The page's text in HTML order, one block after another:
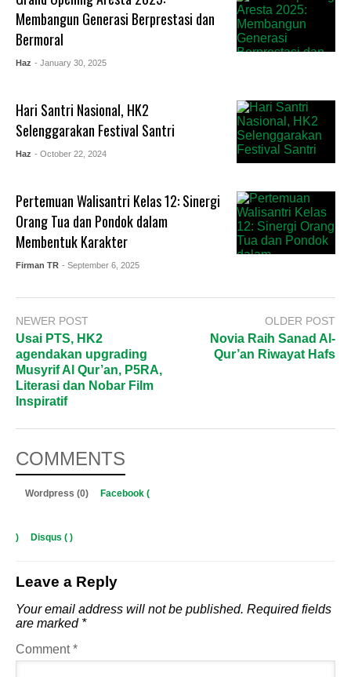
Membangun Generasi Berprestasi dan
Bermoral
Haz - January 30, 2025
Hari Santri Nasional, HK2
Selenggarakan Festival Santri
Haz - October 22, 2024
Pertemuan Walisantri Kelas 12: Sinergi
Orang Tua dan Pondok dalam
Membentuk Karakter
Firman TR - September 6, 2025
NEWER POST
Usai PTS, HK2
agendakan upgrading
Musyrif Al Qur’an, P5RA,
Literasi dan Nobar Film
Inspiratif
OLDER POST
Novia Raih Sanad Al-
Qur’an Riwayat Hafs
COMMENTS
Wordpress (0) Facebook (
) Disqus ( )
Leave a Reply
Your email address will not be published. Required fields
are marked *
Comment*